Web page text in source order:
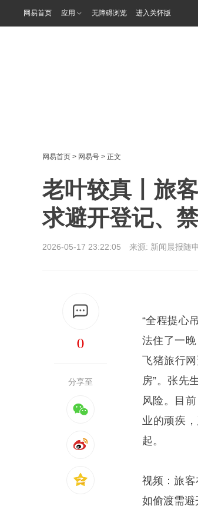
网易首页 应用 无障碍浏览 进入关怀版
网易首页 > 网易号 > 正文
老叶较真丨旅
求避开登记、
2026-05-17 23:22:05 来源: 新闻晨报随
0
分享至
“全程提心
法住了一
飞猪旅行
房”。张先
风险。目
业的顽疾
起。
视频：旅客
如偷渡需避